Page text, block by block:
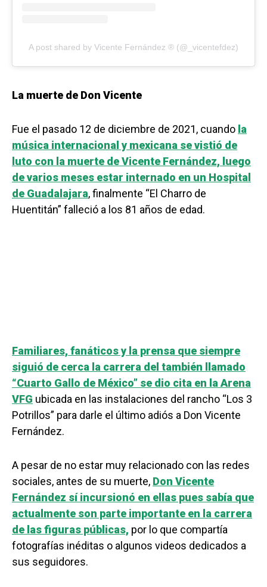
A post shared by Vicente Fernández ® (@_vicentefdez)
La muerte de Don Vicente
Fue el pasado 12 de diciembre de 2021, cuando la
música internacional y mexicana se vistió de
luto con la muerte de Vicente Fernández, luego
de varios meses estar internado en un Hospital
de Guadalajara, finalmente “El Charro de
Huentitán” falleció a los 81 años de edad.
Familiares, fanáticos y la prensa que siempre
siguió de cerca la carrera del también llamado
“Cuarto Gallo de México” se dio cita en la Arena
VFG ubicada en las instalaciones del rancho “Los 3
Potrillos” para darle el último adiós a Don Vicente
Fernández.
A pesar de no estar muy relacionado con las redes
sociales, antes de su muerte, Don Vicente
Fernández sí incursionó en ellas pues sabía que
actualmente son parte importante en la carrera
de las figuras públicas, por lo que compartía
fotografías inéditas o algunos videos dedicados a
sus seguidores.